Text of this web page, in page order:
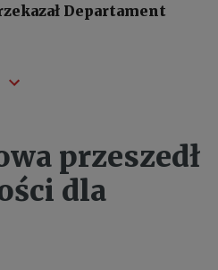
Departament
przeszedł
dla